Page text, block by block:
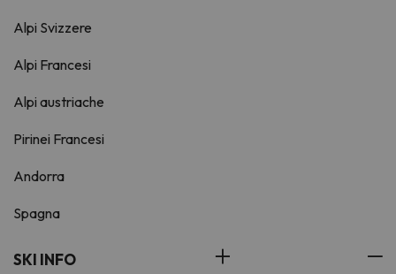
Alpi Svizzere
Alpi Francesi
Alpi austriache
Pirinei Francesi
Andorra
Spagna
SKI INFO